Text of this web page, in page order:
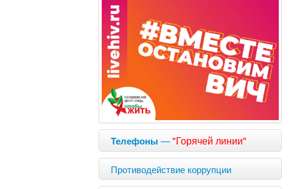
Телефоны —"Горячей линии"
Противодействие коррупции